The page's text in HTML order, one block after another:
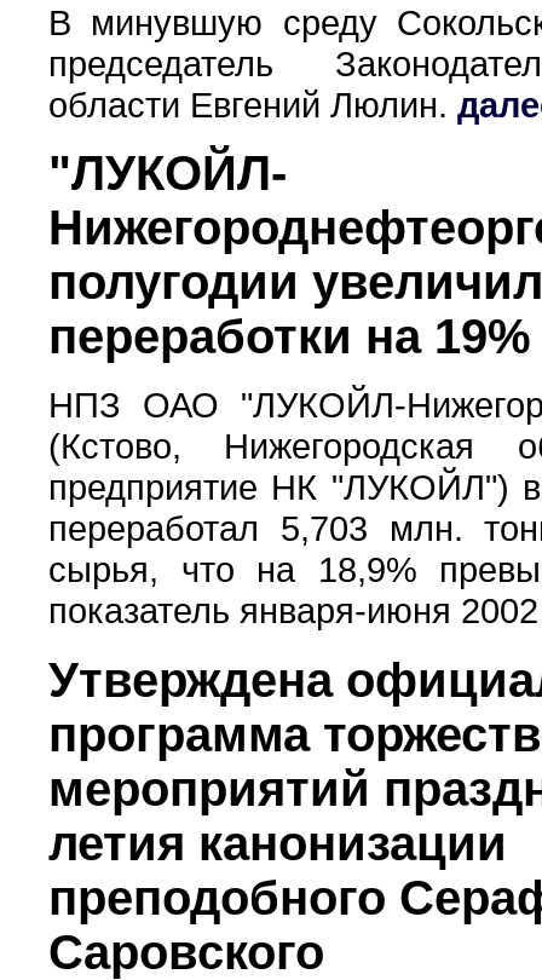
В минувшую среду
председатель
области Евгений Люлин.
"ЛУКОЙЛ-
полугодии
переработки на 19%
НПЗ ОАО "ЛУКОЙЛ-
(Кстово, Нижегородская
предприятие НК "ЛУКОЙЛ")
переработал 5,703 млн.
сырья, что на 18,9%
показатель января-июня
Утверждена
программа
мероприятий
летия канонизации
преподобного
Саровского